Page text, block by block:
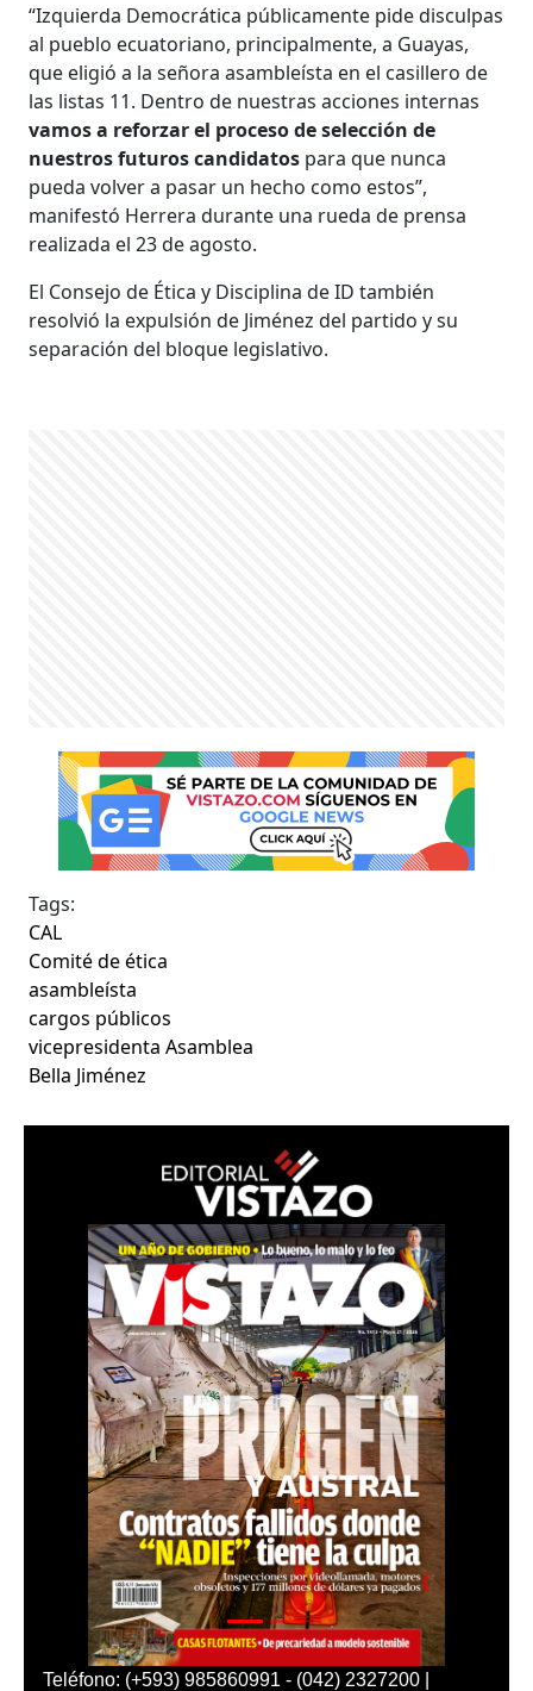
“Izquierda Democrática públicamente pide disculpas
al pueblo ecuatoriano, principalmente, a Guayas,
que eligió a la señora asambleísta en el casillero de
las listas 11. Dentro de nuestras acciones internas
vamos a reforzar el proceso de selección de
nuestros futuros candidatos para que nunca
pueda volver a pasar un hecho como estos”,
manifestó Herrera durante una rueda de prensa
realizada el 23 de agosto.
El Consejo de Ética y Disciplina de ID también
resolvió la expulsión de Jiménez del partido y su
separación del bloque legislativo.
Tags:
CAL
Comité de ética
asambleísta
cargos públicos
vicepresidenta Asamblea
Bella Jiménez
Teléfono: (+593) 985860991 - (042) 2327200 |